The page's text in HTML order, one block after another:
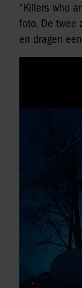
“Killers who
foto. De twee
en dragen